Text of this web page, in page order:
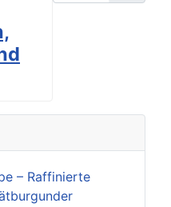
– Raffinierte